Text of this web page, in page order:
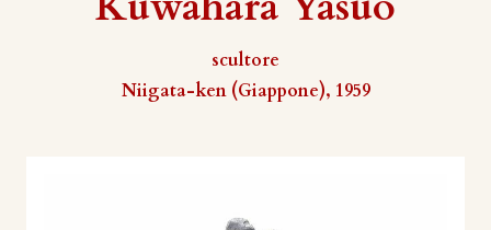
scultore
Niigata-ken (Giappone), 1959